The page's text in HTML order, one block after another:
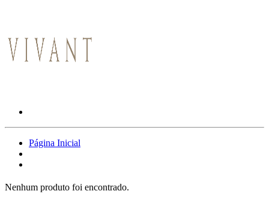
Página Inicial
Nenhum produto foi encontrado.